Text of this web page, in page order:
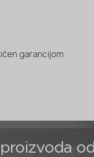
garancijom
od